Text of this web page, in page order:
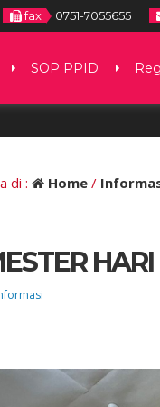
fax 0751-7055655
SOP PPID
di : Home/